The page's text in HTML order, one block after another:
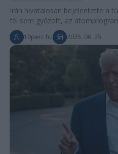
Irán hivatalosan bejelentette a
fél sem győzött, az
10perc.hu 2025. 06. 25.